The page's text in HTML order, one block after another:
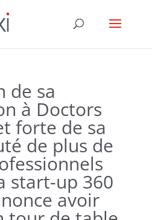
de sa
à Doctors
forte de sa
de plus de
start-up 360
avoir